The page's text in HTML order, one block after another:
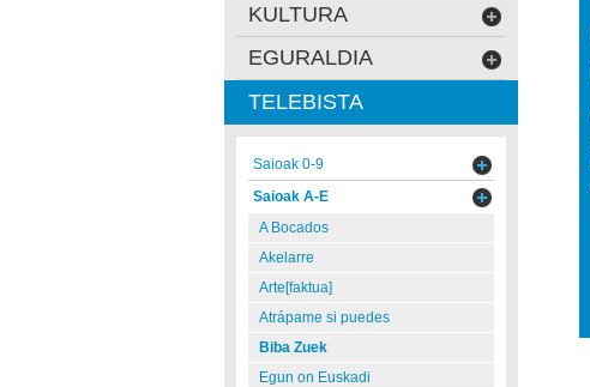
KULTURA
EGURALDIA
TELEBISTA
Saioak 0-9
Saioak A-E
A Bocados
Akelarre
Arte[faktua]
Atrápame si puedes
Biba Zuek
Egun on Euskadi